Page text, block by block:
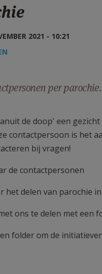
2021 - 10:21
per parochie.
de doop' een
contactpersoon is het
bij vragen!
de contactpersonen
het delen van parochie
ons te delen met een
folder om de